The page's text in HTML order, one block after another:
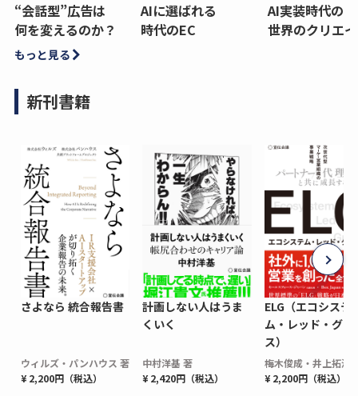
“会話型”広告は
何を変えるのか？
AIに選ばれる
時代のEC
AI実装時代の
世界のクリエ
もっと見る
新刊書籍
さよなら 統合報告書
ウィルズ・パンハウス 著
¥ 2,200円（税込）
計画しない人はうま
くいく
中村洋基 著
¥ 2,420円（税込）
ELG（エコシステ
ム・レッド・グロ
ス）
梅木俊成・井上拓海
¥ 2,200円（税込）